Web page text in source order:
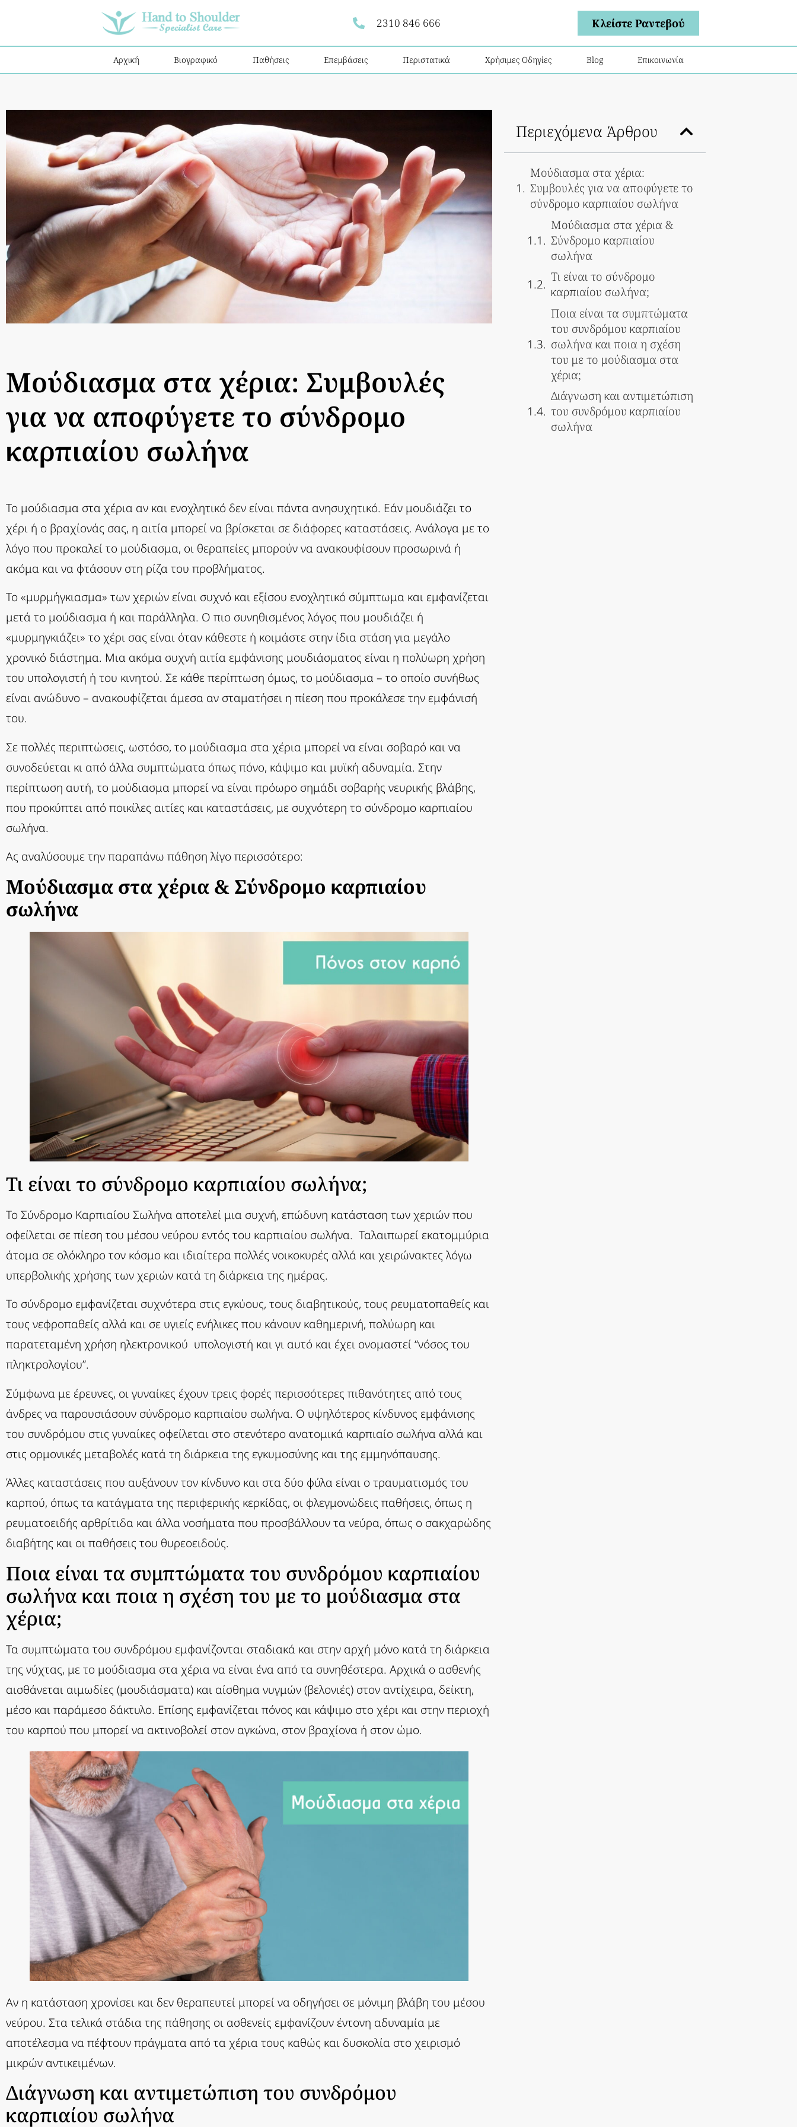
2310 846 666 Κλείστε Ραντεβού
Αρχική Βιογραφικό Παθήσεις Επεμβάσεις Περιστατικά Χρήσιμες Οδηγίες Blog Επικοινωνία
Μούδιασμα στα χέρια: Συμβουλές
για να αποφύγετε το σύνδρομο
καρπιαίου σωλήνα
Το μούδιασμα στα χέρια αν και ενοχλητικό δεν είναι πάντα ανησυχητικό. Εάν μουδιάζει το
χέρι ή ο βραχίονάς σας, η αιτία μπορεί να βρίσκεται σε διάφορες καταστάσεις. Ανάλογα με το
λόγο που προκαλεί το μούδιασμα, οι θεραπείες μπορούν να ανακουφίσουν προσωρινά ή
ακόμα και να φτάσουν στη ρίζα του προβλήματος.
Το «μυρμήγκιασμα» των χεριών είναι συχνό και εξίσου ενοχλητικό σύμπτωμα και εμφανίζεται
μετά το μούδιασμα ή και παράλληλα. Ο πιο συνηθισμένος λόγος που μουδιάζει ή
«μυρμηγκιάζει» το χέρι σας είναι όταν κάθεστε ή κοιμάστε στην ίδια στάση για μεγάλο
χρονικό διάστημα. Μια ακόμα συχνή αιτία εμφάνισης μουδιάσματος είναι η πολύωρη χρήση
του υπολογιστή ή του κινητού. Σε κάθε περίπτωση όμως, το μούδιασμα – το οποίο συνήθως
είναι ανώδυνο – ανακουφίζεται άμεσα αν σταματήσει η πίεση που προκάλεσε την εμφάνισή
του.
Σε πολλές περιπτώσεις, ωστόσο, το μούδιασμα στα χέρια μπορεί να είναι σοβαρό και να
συνοδεύεται κι από άλλα συμπτώματα όπως πόνο, κάψιμο και μυϊκή αδυναμία. Στην
περίπτωση αυτή, το μούδιασμα μπορεί να είναι πρόωρο σημάδι σοβαρής νευρικής βλάβης,
που προκύπτει από ποικίλες αιτίες και καταστάσεις, με συχνότερη το σύνδρομο καρπιαίου
σωλήνα.
Ας αναλύσουμε την παραπάνω πάθηση λίγο περισσότερο:
Μούδιασμα στα χέρια & Σύνδρομο καρπιαίου
σωλήνα
Τι είναι το σύνδρομο καρπιαίου σωλήνα;
Το Σύνδρομο Καρπιαίου Σωλήνα αποτελεί μια συχνή, επώδυνη κατάσταση των χεριών που
οφείλεται σε πίεση του μέσου νεύρου εντός του καρπιαίου σωλήνα. Ταλαιπωρεί εκατομμύρια
άτομα σε ολόκληρο τον κόσμο και ιδιαίτερα πολλές νοικοκυρές αλλά και χειρώνακτες λόγω
υπερβολικής χρήσης των χεριών κατά τη διάρκεια της ημέρας.
Το σύνδρομο εμφανίζεται συχνότερα στις εγκύους, τους διαβητικούς, τους ρευματοπαθείς και
τους νεφροπαθείς αλλά και σε υγιείς ενήλικες που κάνουν καθημερινή, πολύωρη και
παρατεταμένη χρήση ηλεκτρονικού υπολογιστή και γι αυτό και έχει ονομαστεί “νόσος του
πληκτρολογίου”.
Σύμφωνα με έρευνες, οι γυναίκες έχουν τρεις φορές περισσότερες πιθανότητες από τους
άνδρες να παρουσιάσουν σύνδρομο καρπιαίου σωλήνα. Ο υψηλότερος κίνδυνος εμφάνισης
του συνδρόμου στις γυναίκες οφείλεται στο στενότερο ανατομικά καρπιαίο σωλήνα αλλά και
στις ορμονικές μεταβολές κατά τη διάρκεια της εγκυμοσύνης και της εμμηνόπαυσης.
Άλλες καταστάσεις που αυξάνουν τον κίνδυνο και στα δύο φύλα είναι ο τραυματισμός του
καρπού, όπως τα κατάγματα της περιφερικής κερκίδας, οι φλεγμονώδεις παθήσεις, όπως η
ρευματοειδής αρθρίτιδα και άλλα νοσήματα που προσβάλλουν τα νεύρα, όπως ο σακχαρώδης
διαβήτης και οι παθήσεις του θυρεοειδούς.
Ποια είναι τα συμπτώματα του συνδρόμου καρπιαίου
σωλήνα και ποια η σχέση του με το μούδιασμα στα
χέρια;
Τα συμπτώματα του συνδρόμου εμφανίζονται σταδιακά και στην αρχή μόνο κατά τη διάρκεια
της νύχτας, με το μούδιασμα στα χέρια να είναι ένα από τα συνηθέστερα. Αρχικά ο ασθενής
αισθάνεται αιμωδίες (μουδιάσματα) και αίσθημα νυγμών (βελονιές) στον αντίχειρα, δείκτη,
μέσο και παράμεσο δάκτυλο. Επίσης εμφανίζεται πόνος και κάψιμο στο χέρι και στην περιοχή
του καρπού που μπορεί να ακτινοβολεί στον αγκώνα, στον βραχίονα ή στον ώμο.
Αν η κατάσταση χρονίσει και δεν θεραπευτεί μπορεί να οδηγήσει σε μόνιμη βλάβη του μέσου
νεύρου. Στα τελικά στάδια της πάθησης οι ασθενείς εμφανίζουν έντονη αδυναμία με
αποτέλεσμα να πέφτουν πράγματα από τα χέρια τους καθώς και δυσκολία στο χειρισμό
μικρών αντικειμένων.
Διάγνωση και αντιμετώπιση του συνδρόμου
καρπιαίου σωλήνα
Περιεχόμενα Άρθρου
Μούδιασμα στα χέρια:
Συμβουλές για να αποφύγετε το
σύνδρομο καρπιαίου σωλήνα
Μούδιασμα στα χέρια &
Σύνδρομο καρπιαίου
σωλήνα
Τι είναι το σύνδρομο
καρπιαίου σωλήνα;
Ποια είναι τα συμπτώματα
του συνδρόμου καρπιαίου
σωλήνα και ποια η σχέση
του με το μούδιασμα στα
χέρια;
Διάγνωση και αντιμετώπιση
του συνδρόμου καρπιαίου
σωλήνα